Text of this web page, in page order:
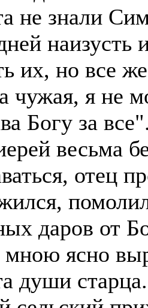
не знали
наизусть
их, но все
чужая, я не
Богу за
весьма
отец
даров от
ясно
души